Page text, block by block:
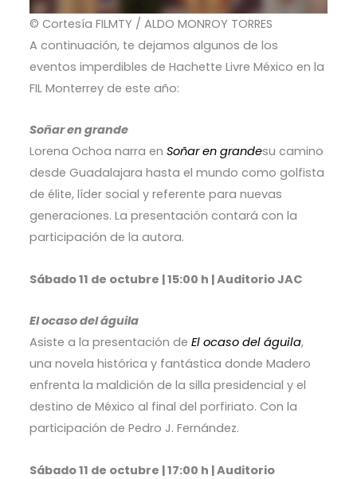
© Cortesía FILMTY / ALDO MONROY TORRES
A continuación, te dejamos algunos de los
eventos imperdibles de Hachette Livre México en la
FIL Monterrey de este año:
Soñar en grande
Lorena Ochoa narra en Soñar en grandesu camino
desde Guadalajara hasta el mundo como golfista
de élite, líder social y referente para nuevas
generaciones. La presentación contará con la
participación de la autora.
Sábado 11 de octubre | 15:00 h | Auditorio JAC
El ocaso del águila
Asiste a la presentación de El ocaso del águila,
una novela histórica y fantástica donde Madero
enfrenta la maldición de la silla presidencial y el
destino de México al final del porfiriato. Con la
participación de Pedro J. Fernández.
Sábado 11 de octubre | 17:00 h | Auditorio